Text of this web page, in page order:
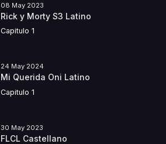
08 May 2023
Rick y Morty S3 Latino
Capitulo 1
24 May 2024
Mi Querida Oni Latino
Capitulo 1
30 May 2023
FLCL Castellano